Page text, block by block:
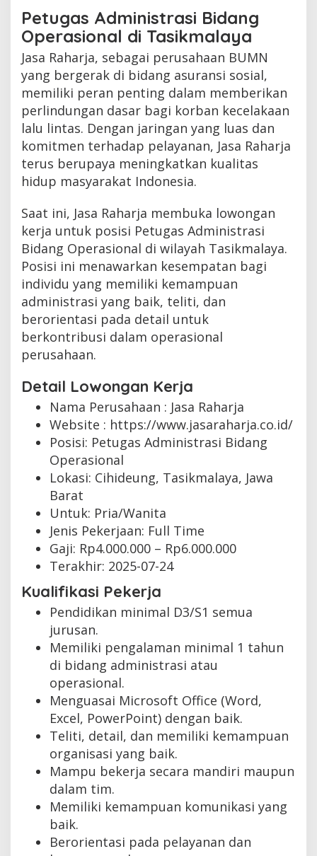
Petugas Administrasi Bidang
Operasional di Tasikmalaya
Jasa Raharja, sebagai perusahaan BUMN
yang bergerak di bidang asuransi sosial,
memiliki peran penting dalam memberikan
perlindungan dasar bagi korban kecelakaan
lalu lintas. Dengan jaringan yang luas dan
komitmen terhadap pelayanan, Jasa Raharja
terus berupaya meningkatkan kualitas
hidup masyarakat Indonesia.
Saat ini, Jasa Raharja membuka lowongan
kerja untuk posisi Petugas Administrasi
Bidang Operasional di wilayah Tasikmalaya.
Posisi ini menawarkan kesempatan bagi
individu yang memiliki kemampuan
administrasi yang baik, teliti, dan
berorientasi pada detail untuk
berkontribusi dalam operasional
perusahaan.
Detail Lowongan Kerja
Nama Perusahaan : Jasa Raharja
Website : https://www.jasaraharja.co.id/
Posisi: Petugas Administrasi Bidang
Operasional
Lokasi: Cihideung, Tasikmalaya, Jawa
Barat
Untuk: Pria/Wanita
Jenis Pekerjaan: Full Time
Gaji: Rp4.000.000 – Rp6.000.000
Terakhir: 2025-07-24
Kualifikasi Pekerja
Pendidikan minimal D3/S1 semua
jurusan.
Memiliki pengalaman minimal 1 tahun
di bidang administrasi atau
operasional.
Menguasai Microsoft Office (Word,
Excel, PowerPoint) dengan baik.
Teliti, detail, dan memiliki kemampuan
organisasi yang baik.
Mampu bekerja secara mandiri maupun
dalam tim.
Memiliki kemampuan komunikasi yang
baik.
Berorientasi pada pelayanan dan